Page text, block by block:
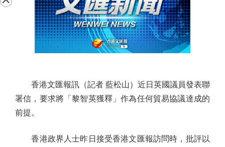
香港文匯報訊（記者 藍松山）近日英國議員發表聯
署信，要求將「黎智英獲釋」作為任何貿易協議達成的
前提。
香港政界人士昨日接受香港文匯報訪問時，批評以